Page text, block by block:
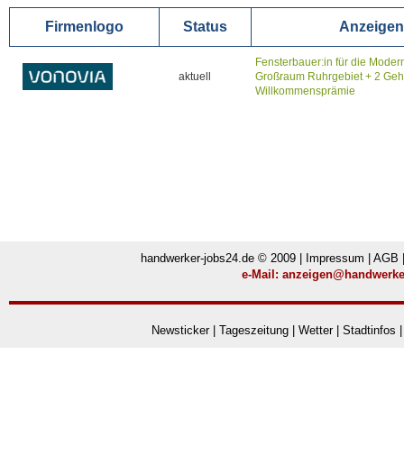
Firmenlogo Status
aktuell
Fensterbauer:in für die
Großraum Ruhrgebiet + 2
Willkommensprämie
handwerker-jobs24.de © 2009 | Impressum AGB
e-Mail:
Newsticker|Tageszeitung |Wetter|Stadtinfos